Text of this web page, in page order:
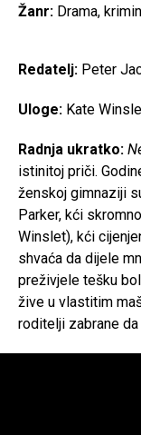
Žanr: Drama,
Redatelj: Peter
Uloge: Kate
Radnja ukratko:
istinitoj priči.
ženskoj gimnaziji
Parker, kći
Winslet), kći
shvaća da dijele
preživjele tešku
žive u vlastitim
roditelji zabrane